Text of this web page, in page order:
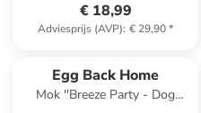
€ 18,99
Adviesprijs (AVP): € 29,90*
Egg Back Home
Mok ''Breeze Party - Dog